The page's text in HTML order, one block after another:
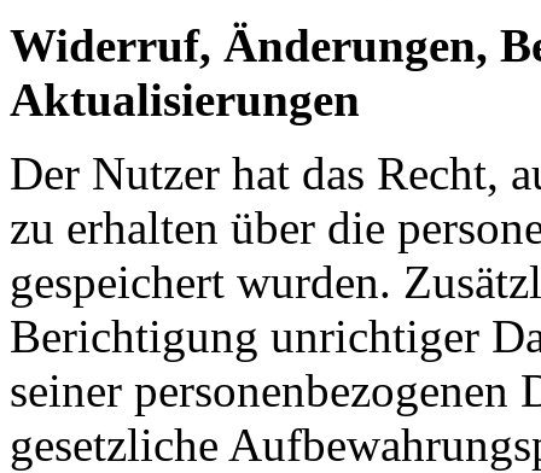
Widerruf, Änderungen,
Aktualisierungen
Der Nutzer hat das Recht,
zu erhalten über die
gespeichert wurden.
Berichtigung unrichtiger
seiner personenbezogenen
gesetzliche